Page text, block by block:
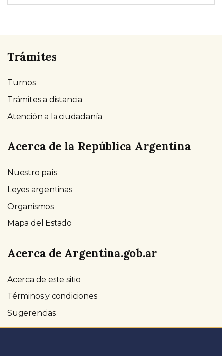
Trámites
Turnos
Trámites a distancia
Atención a la ciudadanía
Acerca de la República Argentina
Nuestro país
Leyes argentinas
Organismos
Mapa del Estado
Acerca de Argentina.gob.ar
Acerca de este sitio
Términos y condiciones
Sugerencias